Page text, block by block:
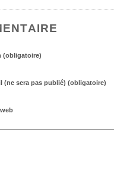
(obligatoire)
(ne sera pas publié) (obligatoire)